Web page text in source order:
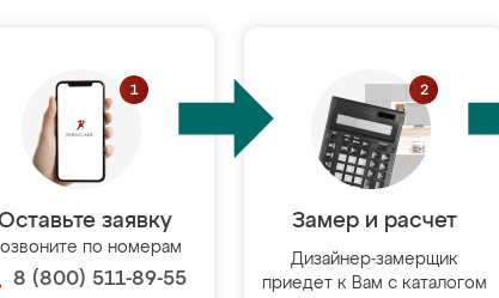
заявку
по номерам
8 (800) 511-89-55
Замер и расчет
Дизайнер-замерщик
приедет к Вам с каталогом